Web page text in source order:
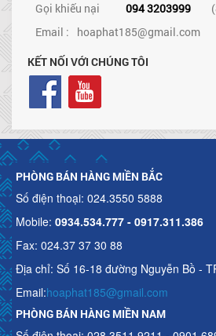
Gọi khiếu nại
094 3203999
Email : hoaphat185@gmail.com
KẾT NỐI VỚI CHÚNG TÔI
PHÒNG BÁN HÀNG MIỀN BẮC
Số điện thoại: 024.3550 5888
Mobile: 0934.534.777 - 0917.311.386
Fax: 024.37 37 30 88
Địa chỉ: Số 16-18 đường Nguyễn Bồ -
Email:hoaphat185@gmail.com
PHÒNG BÁN HÀNG MIỀN NAM